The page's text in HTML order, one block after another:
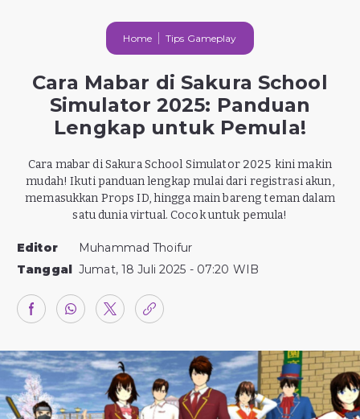
Home Tips Gameplay
Cara Mabar di Sakura School
Simulator 2025: Panduan
Lengkap untuk Pemula!
Cara mabar di Sakura School Simulator 2025 kini makin
mudah! Ikuti panduan lengkap mulai dari registrasi akun,
memasukkan Props ID, hingga main bareng teman dalam
satu dunia virtual. Cocok untuk pemula!
Editor
Muhammad Thoifur
Tanggal Jumat, 18 Juli 2025 - 07:20 WIB